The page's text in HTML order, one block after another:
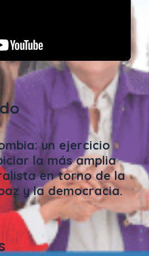
un ejercicio
la más amplia
en torno de la
y la democracia.